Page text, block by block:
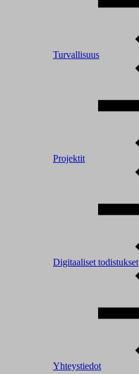
Turvallisuus
Projektit
Digitaaliset todistukset
Yhteystiedot